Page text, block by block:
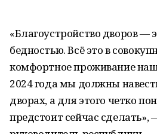
«Благоустройство дворов —
бедностью. Всё это в
комфортное проживание
2024 года мы должны
дворах, а для этого четко
предстоит сейчас